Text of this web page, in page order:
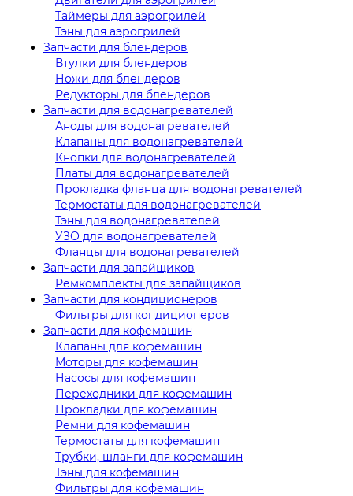
Таймеры для аэрогрилей
Тэны для аэрогрилей
Запчасти для блендеров
Втулки для блендеров
Ножи для блендеров
Редукторы для блендеров
Запчасти для водонагревателей
Аноды для водонагревателей
Клапаны для водонагревателей
Кнопки для водонагревателей
Платы для водонагревателей
Прокладка фланца для водонагревателей
Термостаты для водонагревателей
Тэны для водонагревателей
УЗО для водонагревателей
Фланцы для водонагревателей
Запчасти для запайщиков
Ремкомплекты для запайщиков
Запчасти для кондиционеров
Фильтры для кондиционеров
Запчасти для кофемашин
Клапаны для кофемашин
Моторы для кофемашин
Насосы для кофемашин
Переходники для кофемашин
Прокладки для кофемашин
Ремни для кофемашин
Термостаты для кофемашин
Трубки, шланги для кофемашин
Тэны для кофемашин
Фильтры для кофемашин